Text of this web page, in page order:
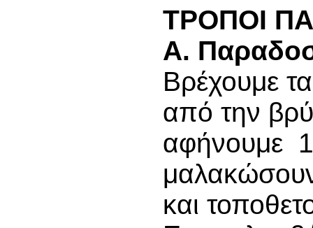
ΤΡΟΠΟΙ
Α.
Βρέχουμε
από την
αφήνουμε
και